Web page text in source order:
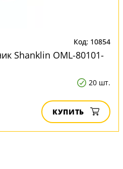
Код: 10854
Shanklin OML-80101-
20 шт.
КУПИТЬ